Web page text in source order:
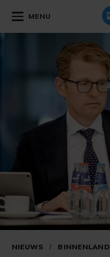
MENU
NIEUWS / BINNENLAND